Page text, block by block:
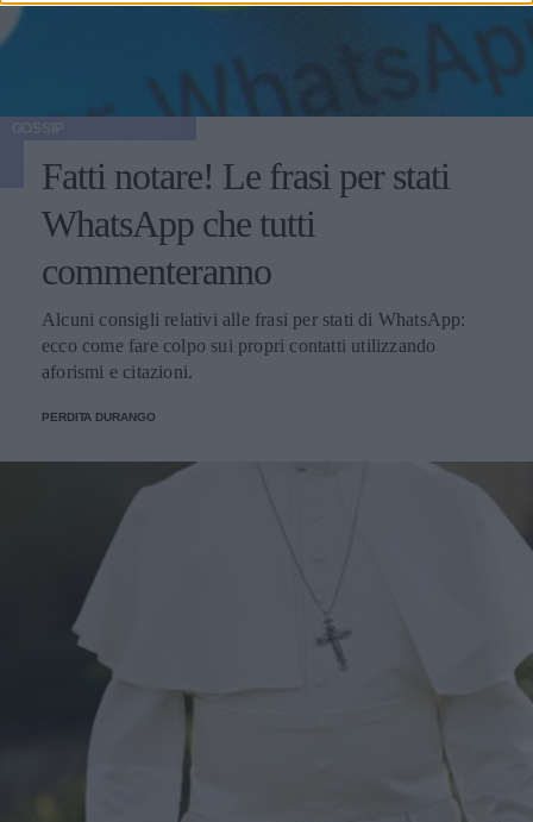
Fatti notare! Le frasi per stati
WhatsApp che tutti
commenteranno
Alcuni consigli relativi alle frasi per stati di WhatsApp:
ecco come fare colpo sui propri contatti utilizzando
aforismi e citazioni.
PERDITA DURANGO